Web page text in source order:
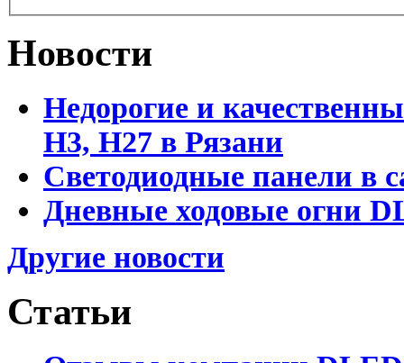
Новости
Недорогие и
Н3, Н27 в Рязани
Светодиодные панели в
Дневные ходовые огни
Другие новости
Статьи